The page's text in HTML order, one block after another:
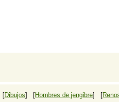
[Dibujos] [Hombres de jengibre] [